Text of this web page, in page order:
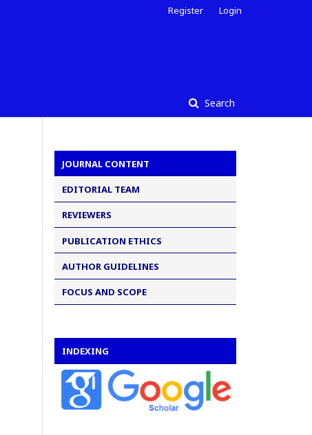
Search
Register Login
JOURNAL CONTENT
EDITORIAL TEAM
REVIEWERS
PUBLICATION ETHICS
AUTHOR GUIDELINES
FOCUS AND SCOPE
INDEXING